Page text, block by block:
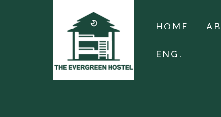
HOME
ENG.